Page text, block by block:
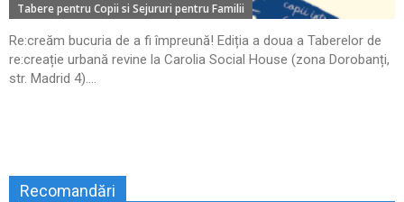
Tabere pentru Copii si Sejururi pentru Familii
Re:creăm bucuria de a fi împreună! Ediția a doua a Taberelor de
re:creație urbană revine la Carolia Social House (zona Dorobanți,
str. Madrid 4)....
Recomandări